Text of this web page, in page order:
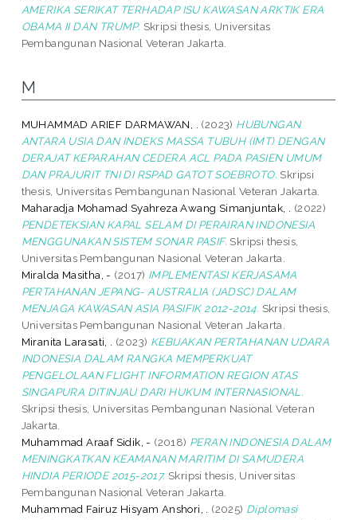
AMERIKA SERIKAT TERHADAP ISU KAWASAN ARKTIK ERA
OBAMA II DAN TRUMP. Skripsi thesis, Universitas
Pembangunan Nasional Veteran Jakarta.
M
MUHAMMAD ARIEF DARMAWAN, . (2023) HUBUNGAN
ANTARA USIA DAN INDEKS MASSA TUBUH (IMT) DENGAN
DERAJAT KEPARAHAN CEDERA ACL PADA PASIEN UMUM
DAN PRAJURIT TNI DI RSPAD GATOT SOEBROTO. Skripsi
thesis, Universitas Pembangunan Nasional Veteran Jakarta.
Maharadja Mohamad Syahreza Awang Simanjuntak, .
(2022)
PENDETEKSIAN KAPAL SELAM DI PERAIRAN INDONESIA
MENGGUNAKAN SISTEM SONAR PASIF. Skripsi thesis,
Universitas Pembangunan Nasional Veteran Jakarta.
Miralda Masitha, - (2017) IMPLEMENTASI KERJASAMA
PERTAHANAN JEPANG- AUSTRALIA (JADSC) DALAM
MENJAGA KAWASAN ASIA PASIFIK 2012-2014. Skripsi thesis,
Universitas Pembangunan Nasional Veteran Jakarta.
Miranita Larasati, .
(2023) KEBIJAKAN PERTAHANAN UDARA
INDONESIA DALAM RANGKA MEMPERKUAT
PENGELOLAAN FLIGHT INFORMATION REGION ATAS
SINGAPURA DITINJAU DARI HUKUM INTERNASIONAL.
Skripsi thesis, Universitas Pembangunan Nasional Veteran
Jakarta.
Muhammad Araaf Sidik, - (2018) PERAN INDONESIA DALAM
MENINGKATKAN KEAMANAN MARITIM DI SAMUDERA
HINDIA PERIODE 2015-2017. Skripsi thesis, Universitas
Pembangunan Nasional Veteran Jakarta.
Muhammad Fairuz Hisyam Anshori, .
(2025) Diplomasi